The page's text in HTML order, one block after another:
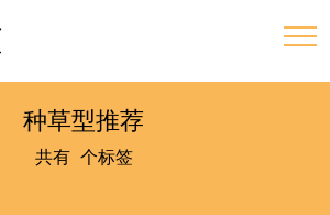
种草型推荐
共有0 个标签